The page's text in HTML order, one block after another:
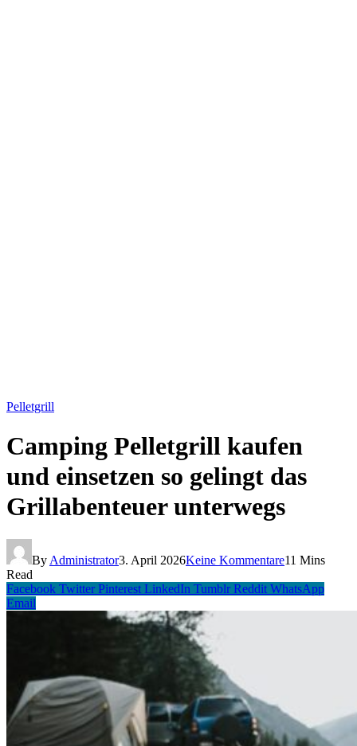
Pelletgrill
Camping Pelletgrill kaufen
und einsetzen so gelingt das
Grillabenteuer unterwegs
By Administrator3. April 2026Keine Kommentare11 Mins
Read
Facebook Twitter Pinterest LinkedIn Tumblr Reddit WhatsApp
Email